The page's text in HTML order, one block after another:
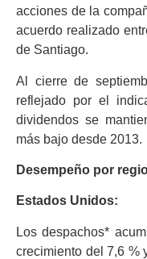
acciones de la
acuerdo realizado
de Santiago.
Al cierre de
reflejado por el
dividendos se
más bajo desde 2013.
Desempeño por
Estados Unidos:
Los despachos*
crecimiento del 7,6 %